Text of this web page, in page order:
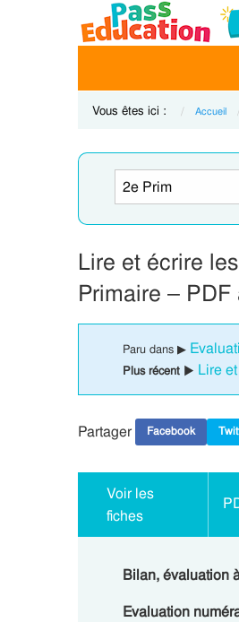
Vous êtes ici : Accueil
Lire et écrire
Primaire –
Paru dans ▶
Plus récent ▶ Lire
Partager Facebook
Voir les
fiches
Bilan, évaluation
Evaluation